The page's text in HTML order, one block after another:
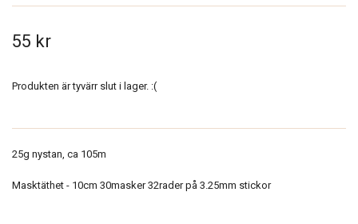
55 kr
Produkten är tyvärr slut i lager. :(
25g nystan, ca 105m
Masktäthet - 10cm 30masker 32rader på 3.25mm stickor